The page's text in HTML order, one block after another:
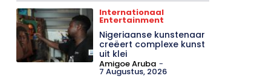
Internationaal
Entertainment
Nigeriaanse kunstenaar
creëert complexe kunst
uit klei
Amigoe Aruba -
7 Augustus, 2026